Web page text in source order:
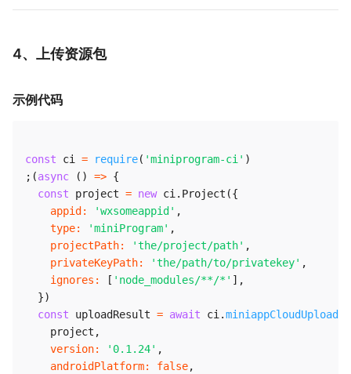
4、上传资源包
示例代码
const ci = require( 'miniprogram-ci' )
; (async ( ) => {
const project = new ci . Project ({
appid : 'wxsomeappid' ,
type: 'miniProgram' ,
projectPath: 'the/project/path' ,
privateKeyPath: 'the/path/to/privatekey' ,
ignores : [ 'node_modules/**/*' ] ,
})
const uploadResult = await ci .miniappCloudUpload
    project
,
version: '0.1.24' ,
androidPlatform: false,